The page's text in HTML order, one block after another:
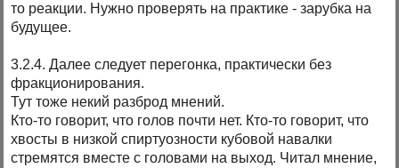
то реакции. Нужно проверять на практике - зарубка на
будущее.
3.2.4. Далее следует перегонка, практически без
фракционирования.
Тут тоже некий разброд мнений.
Кто-то говорит, что голов почти нет. Кто-то говорит, что
хвосты в низкой спиртуозности кубовой навалки
стремятся вместе с головами на выход. Читал мнение,